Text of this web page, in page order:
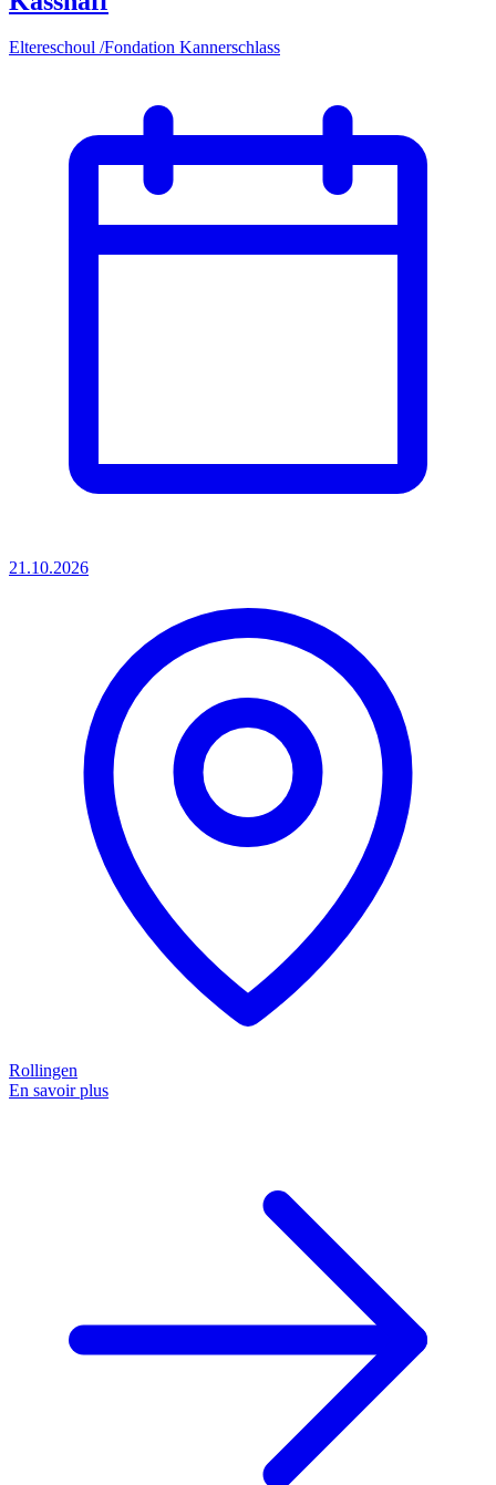
Eltereschoul /Fondation Kannerschlass
21.10.2026
Rollingen
En savoir plus